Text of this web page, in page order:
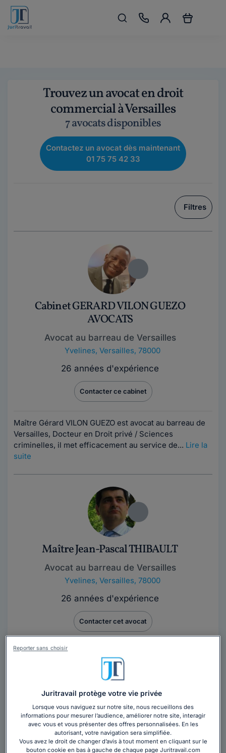
Trouvez un avocat en droit
commercial à Versailles
7 avocats disponibles
Contactez un avocat dès maintenant
01 75 75 42 33
Filtres
Cabinet GERARD VILON GUEZO
AVOCATS
Avocat au barreau de Versailles
Yvelines, Versailles, 78000
26 années d'expérience
Contacter ce cabinet
Maître Gérard VILON GUEZO est avocat au barreau de
Versailles, Docteur en Droit privé / Sciences
criminelles, il met efficacement au service de... Lire la
suite
Maître Jean-Pascal THIBAULT
Avocat au barreau de Versailles
Yvelines, Versailles, 78000
26 années d'expérience
Contacter cet avocat
Maître Jean-Pascal THIBAULT est avocat au barreau
de Versailles. Fort de plus de 25 ans d'expérience du
droit et du monde de l'entreprise, il...
Juritravail protège votre vie privée
Lorsque vous naviguez sur notre site, nous recueillons des
informations pour mesurer l’audience, améliorer notre site, interagir
avec vous et vous présenter des offres personnalisées. En les
autorisant, votre navigation sera simplifiée.
Vous avez le droit de changer d’avis à tout moment en cliquant sur le
bouton cookie en bas à gauche de chaque page Juritravail.com
Reporter sans choisir